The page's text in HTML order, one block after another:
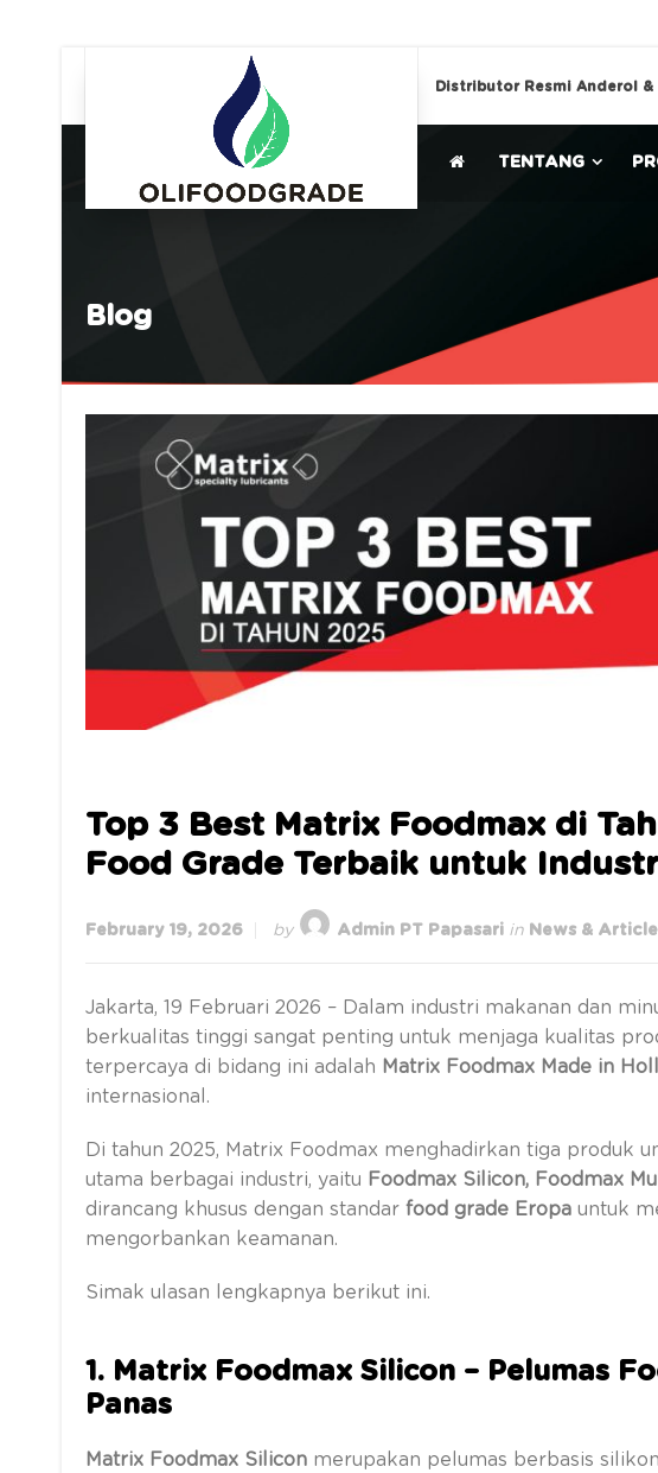
Distributor Resmi Anderol
TENTANG
Blog
Top 3 Best Matrix Foodmax di
Food Grade Terbaik untuk
February 19, 2026 by Admin PT Papasari in News & Article
Jakarta, 19 Februari 2026 – Dalam industri makanan dan
berkualitas tinggi sangat penting untuk menjaga kualitas
terpercaya di bidang ini adalah Matrix Foodmax Made in
internasional.
Di tahun 2025, Matrix Foodmax menghadirkan tiga produk
utama berbagai industri, yaitu Foodmax Silicon, Foodmax
dirancang khusus dengan standar food grade Eropa untuk
mengorbankan keamanan.
Simak ulasan lengkapnya berikut ini.
1. Matrix Foodmax Silicon – Pelumas
Panas
Matrix Foodmax Silicon merupakan pelumas berbasis